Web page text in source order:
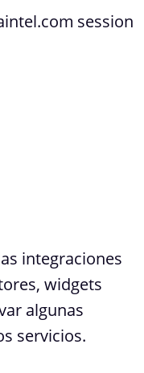
session
integraciones
widgets
algunas
servicios.